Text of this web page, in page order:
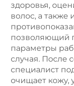
здоровья,
волос, а
позволяющий
параметры
случая. После
специалист
очищает кожу,